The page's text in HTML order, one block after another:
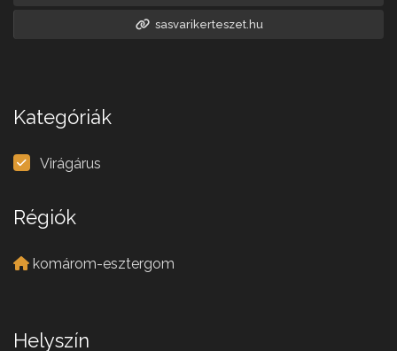
sasvarikerteszet.hu
Kategóriák
Virágárus
Régiók
komárom-esztergom
Helyszín